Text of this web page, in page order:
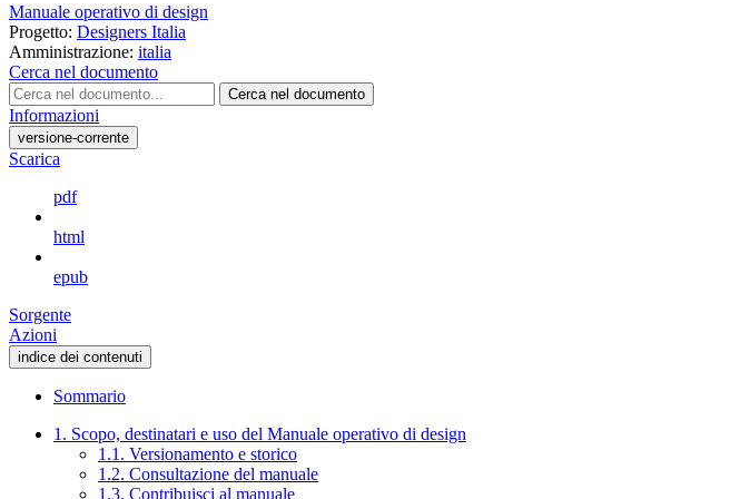
Manuale operativo di design
Progetto: Designers Italia
Amministrazione: italia
Cerca nel documento
Cerca nel documento
Informazioni
versione-corrente
Scarica
pdf
html
epub
Sorgente
Azioni
indice dei contenuti
Sommario
1. Scopo, destinatari e uso del Manuale operativo di design
1.1. Versionamento e storico
1.2. Consultazione del manuale
1.3. Contribuisci al manuale